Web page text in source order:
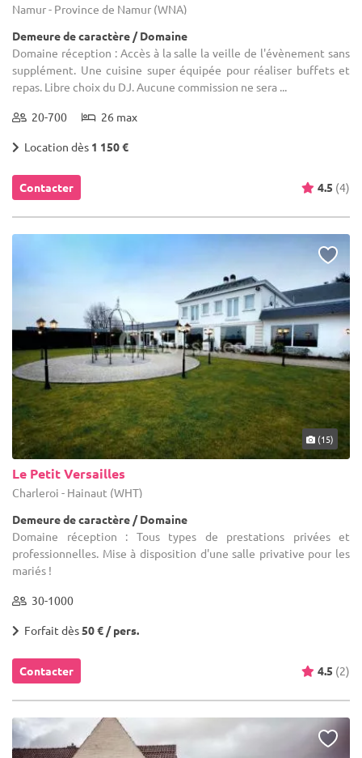
Namur - Province de Namur (WNA)
Demeure de caractère / Domaine
Domaine réception : Accès à la salle la veille de l'évènement sans
supplément. Une cuisine super équipée pour réaliser buffets et
repas. Libre choix du DJ. Aucune commission ne sera ...
20-700 26 max
Location dès 1 150 €
Contacter 4.5 (4)
(15)
Le Petit Versailles
Charleroi - Hainaut (WHT)
Demeure de caractère / Domaine
Domaine réception : Tous types de prestations privées et
professionnelles. Mise à disposition d'une salle privative pour les
mariés !
30-1000
Forfait dès50 € / pers.
Contacter 4.5 (2)